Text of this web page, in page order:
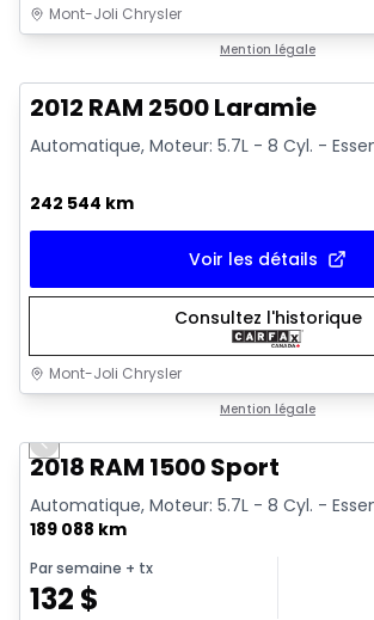
Mont-Joli Chrysler
Mention légale
2012 RAM 2500 Laramie
Automatique, Moteur: 5.7L - 8 Cyl. -
242 544 km
Voir les détails
Consultez l'historique
Mont-Joli Chrysler
Mention légale
Vidéo disponible
Previous slide
2018 RAM 1500 Sport
Automatique, Moteur: 5.7L - 8 Cyl. -
189 088 km
Par semaine + tx
132 $